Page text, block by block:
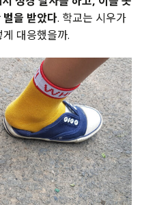
을 받았다. 학교는 시우가
대응했을까.